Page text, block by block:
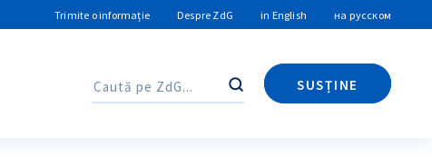
Trimite o informație Despre ZdG in English на русском
Caută
SUSȚINE
Caută